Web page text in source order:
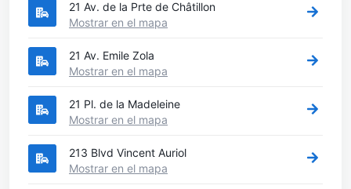
21 Av. de la Prte de Châtillon
Mostrar en el mapa
21 Av. Emile Zola
Mostrar en el mapa
21 Pl. de la Madeleine
Mostrar en el mapa
213 Blvd Vincent Auriol
Mostrar en el mapa